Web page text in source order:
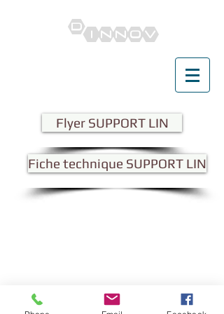
Dinnov
Flyer SUPPORT LIN
Fiche technique SUPPORT LIN
Accompagnement en innovation